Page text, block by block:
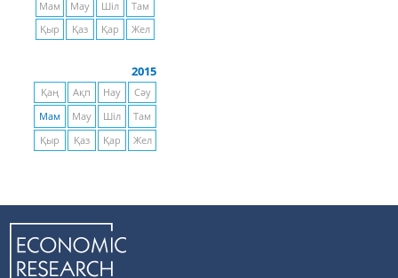
Мам
Мау Шіл
Там
Қыр
Қаз Қар Жел
2015
Қаң Ақп Нау
Сәу
Мам
Мау Шіл
Там
Қыр
Қаз Қар Жел